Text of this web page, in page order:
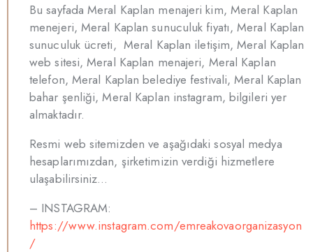
Bu sayfada Meral Kaplan menajeri kim, Meral Kaplan
menejeri, Meral Kaplan sunuculuk fiyatı, Meral Kaplan
sunuculuk ücreti, Meral Kaplan iletişim, Meral Kaplan
web sitesi, Meral Kaplan menajeri, Meral Kaplan
telefon, Meral Kaplan belediye festivali, Meral Kaplan
bahar şenliği, Meral Kaplan instagram, bilgileri yer
almaktadır.
Resmi web sitemizden ve aşağıdaki sosyal medya
hesaplarımızdan, şirketimizin verdiği hizmetlere
ulaşabilirsiniz…
– INSTAGRAM:
https://www.instagram.com/emreakovaorganizasyon
/